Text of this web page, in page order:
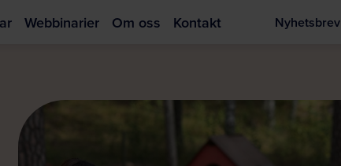
Webbinarier Om oss Kontakt Nyhetsbrev